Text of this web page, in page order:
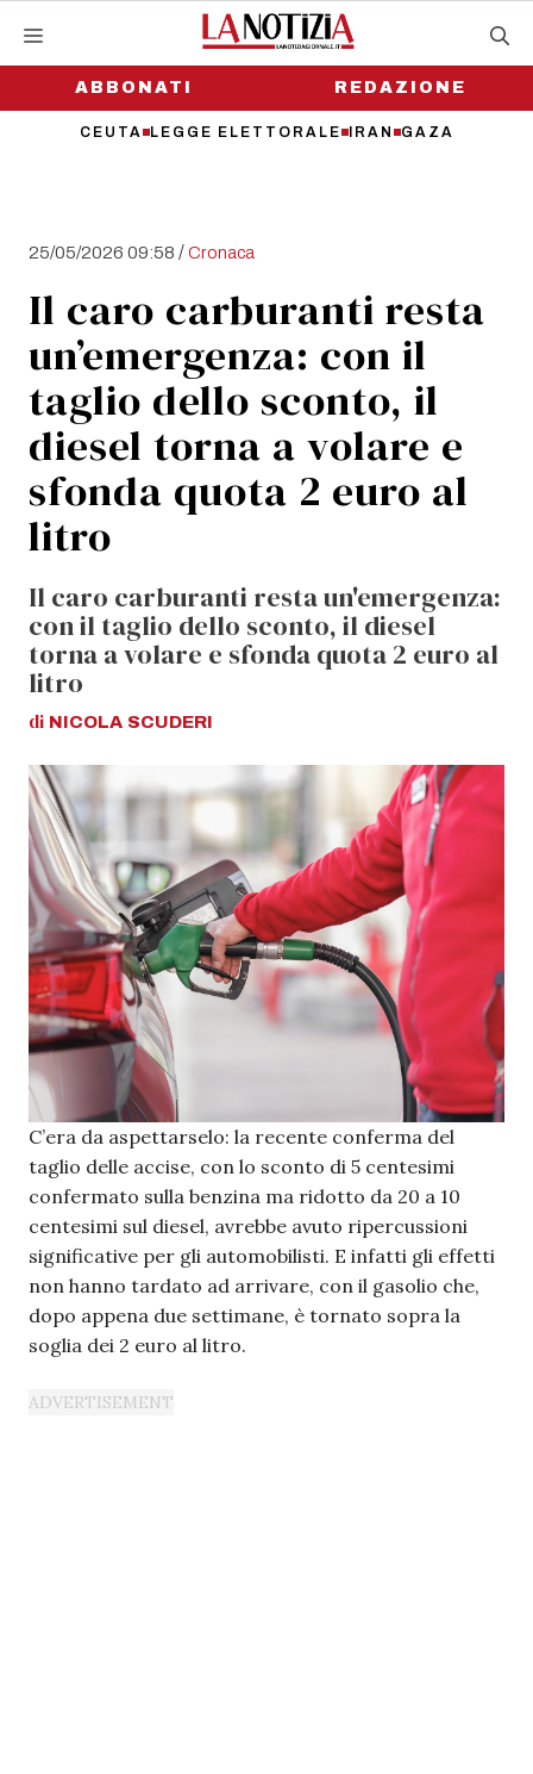
contenutoABBONATI
CEUTA LEGGE ELETTORALE IRAN GAZA
REDAZIONE
25/05/2026 09:58 /Cronaca
Il caro carburanti resta
un’emergenza: con il
taglio dello sconto, il
diesel torna a volare e
sfonda quota 2 euro al
litro
Il caro carburanti resta un'emergenza:
con il taglio dello sconto, il diesel
torna a volare e sfonda quota 2 euro al
litro
di NICOLA SCUDERI
C’era da aspettarselo: la recente conferma del
taglio delle accise, con lo sconto di 5 centesimi
confermato sulla benzina ma ridotto da 20 a 10
centesimi sul diesel, avrebbe avuto ripercussioni
significative per gli automobilisti. E infatti gli effetti
non hanno tardato ad arrivare, con il gasolio che,
dopo appena due settimane, è tornato sopra la
soglia dei 2 euro al litro.